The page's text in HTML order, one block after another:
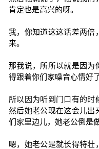
肯定也是高兴的呀。
我，你知道这这话差两倍
来。
那我说，所所以就是因为
得跟着你们家噪音心情好
所以因为听到门口有的时
然后她老公现在这会儿出
们家里边儿，她老公倒是
嗯，她老公是就长得特